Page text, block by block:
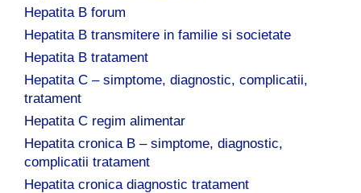
Hepatita B forum
Hepatita B transmitere in familie si societate
Hepatita B tratament
Hepatita C – simptome, diagnostic, complicatii,
tratament
Hepatita C regim alimentar
Hepatita cronica B – simptome, diagnostic,
complicatii tratament
Hepatita cronica diagnostic tratament